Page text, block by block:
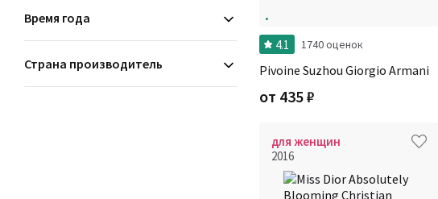
Время года
Страна производитель
4.1 1740 оценок
Pivoine Suzhou Giorgio Armani
от 435₽
для женщин
2016